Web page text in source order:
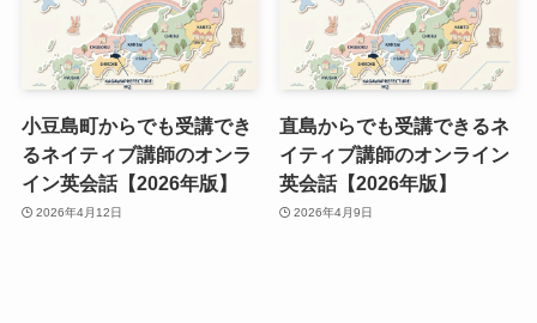
小豆島町からでも受講でき
るネイティブ講師のオンラ
イン英会話【2026年版】
2026年4月12日
直島からでも受講できるネ
イティブ講師のオンライン
英会話【2026年版】
2026年4月9日